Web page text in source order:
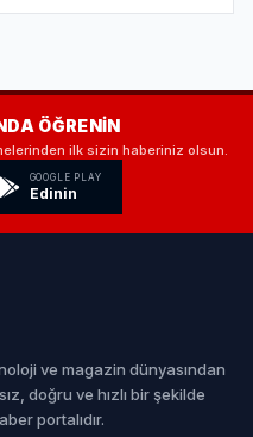
ÖĞRENIN
ilk sizin haberiniz olsun.
GOOGLE PLAY
Edinin
ve magazin dünyasından
doğru ve hızlı bir şekilde
portalıdır.